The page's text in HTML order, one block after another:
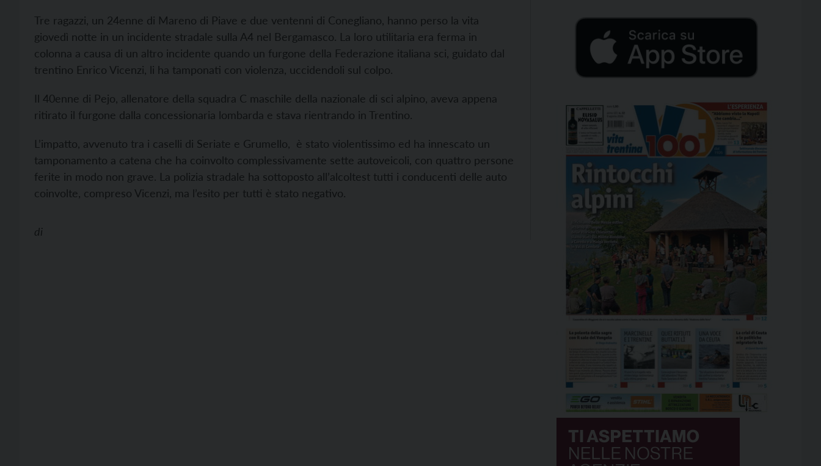
Tre ragazzi, un 24enne di Mareno di Piave e due ventenni di Conegliano, hanno perso la vita
giovedì notte in un incidente stradale sulla A4 nel Bergamasco. La loro utilitaria era ferma in
colonna a causa di un altro incidente quando un furgone della Federazione italiana sci, guidato dal
trentino Enrico Vicenzi, li ha tamponati con violenza, uccidendoli sul colpo.
Il 40enne di Pejo, allenatore della squadra C maschile della nazionale di sci alpino, aveva appena
ritirato il furgone dalla concessionaria lombarda e stava rientrando in Trentino.
L’impatto, avvenuto tra i caselli di Seriate e Grumello, è stato violentissimo ed ha innescato un
tamponamento a catena che ha coinvolto complessivamente sette autoveicoli, con quattro persone
ferite in modo non grave. La polizia stradale ha sottoposto all’alcoltest tutti i conducenti delle auto
coinvolte, compreso Vicenzi, ma l’esito per tutti è stato negativo.
di